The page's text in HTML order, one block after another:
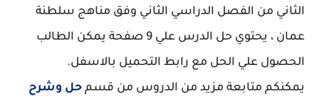
الثاني من الفصل الدراسي الثاني وفق مناهج سلطنة
عمان ، يحتوي حل الدرس علي 9 صفحة يمكن الطالب
الحصول علي الحل مع رابط التحميل بالاسفل.
يمكنكم متابعة مزيد من الدروس من قسم حل وشرح